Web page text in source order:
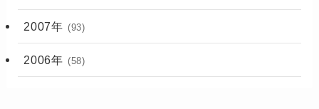
2007年 (93)
2006年 (58)